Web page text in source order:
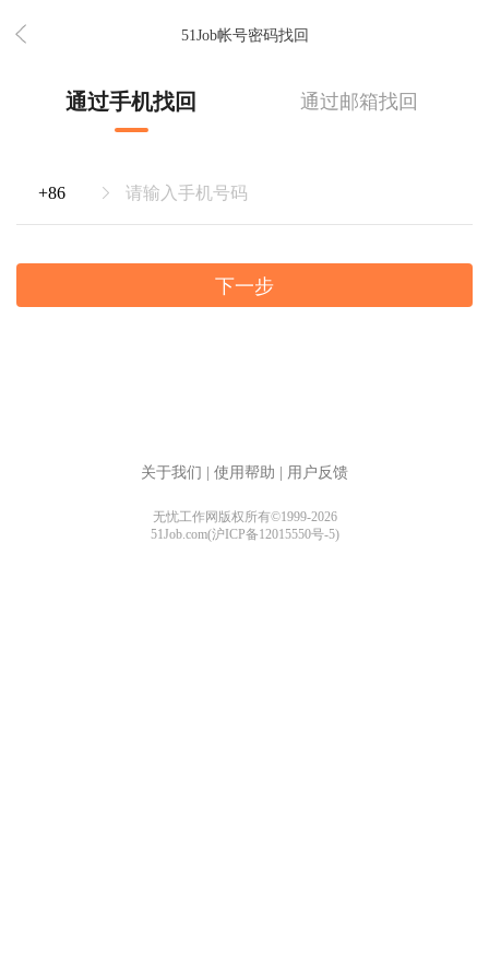
51Job帐号密码找回
通过手机找回 通过邮箱找回
下一步
关于我们 使用帮助 用户反馈
无忧工作网版权所有©1999-2026
51Job.com(沪ICP备12015550号-5)